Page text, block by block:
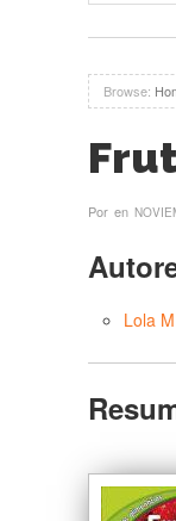
Browse:
Por en
Lola